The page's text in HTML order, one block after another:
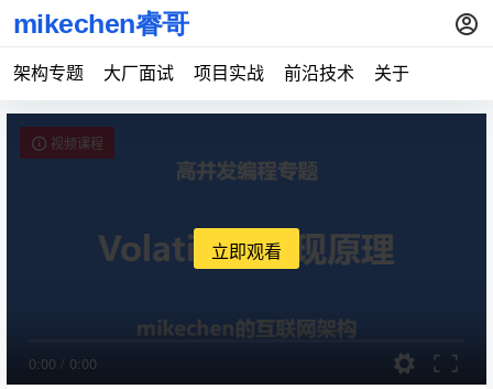
架构专题 大厂面试 项目实战 前沿技术 关于
视频课程
立即观看
0:00 / 0:00